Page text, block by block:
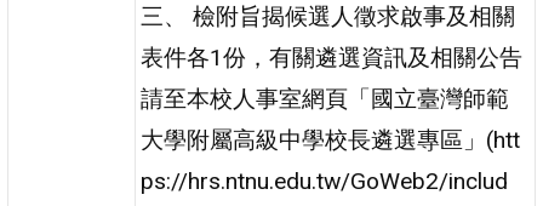
三、 檢附旨揭候選人徵求啟事及相關
表件各1份，有關遴選資訊及相關公告
請至本校人事室網頁「國立臺灣師範
大學附屬高級中學校長遴選專區」(htt
ps://hrs.ntnu.edu.tw/GoWeb2/includ